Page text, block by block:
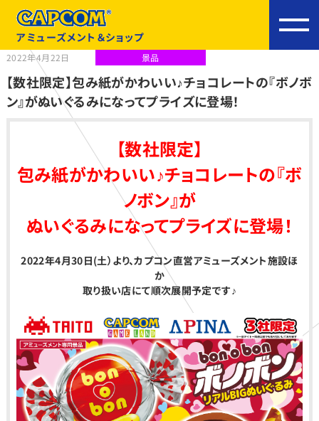
アミューズメント＆ショップ
2022年4月22日 景品
【数社限定】包み紙がかわいい♪チョコレートの『ボノボ
ン』がぬいぐるみになってプライズに登場！
【数社限定】
包み紙がかわいい♪チョコレートの『ボ
ノボン』が
ぬいぐるみになってプライズに登場！
2022年4月30日(土）より、カプコン直営アミューズメント施設ほ
か
取り扱い店にて順次展開予定です♪